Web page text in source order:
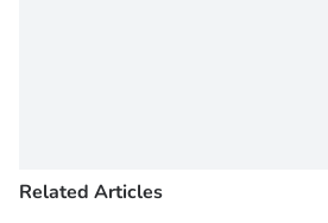
Related Articles